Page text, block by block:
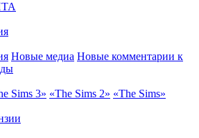
Новые медиа Новые комментарии к
Sims 3» «The Sims 2» «The Sims»